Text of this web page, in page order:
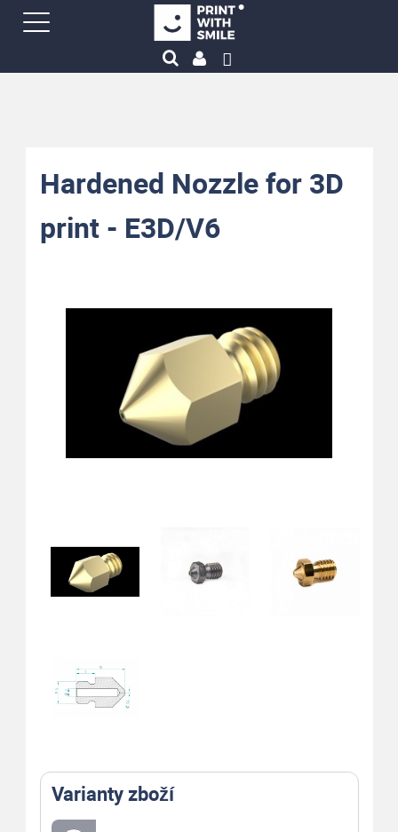
Hardened Nozzle for 3D
print - E3D/V6
Varianty zboží